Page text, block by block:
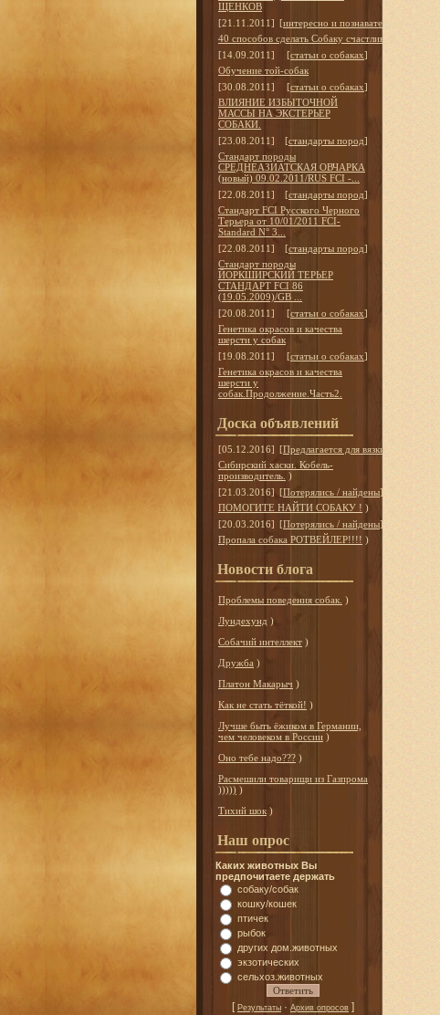
ЩЕНКОВ
[21.11.2011] [интересно и познавательно
40 способов сделать Собаку счастливой
[14.09.2011]
[статьи о собаках]
Обучение той-собак
[30.08.2011]
[статьи о собаках]
ВЛИЯНИЕ ИЗБЫТОЧНОЙ
МАССЫ НА ЭКСТЕРЬЕР
СОБАКИ.
[23.08.2011]
[стандарты пород]
Стандарт породы
СРЕДНЕАЗИАТСКАЯ ОВЧАРКА
(новый) 09.02.2011/RUS FCI -...
[22.08.2011]
[стандарты пород]
Стандарт FCI Русского Черного
Терьера от 10/01/2011 FCI-
Standard N° 3...
[22.08.2011]
[стандарты пород]
Стандарт породы
ЙОРКШИРСКИЙ ТЕРЬЕР
СТАНДАРТ FCI 86
(19.05.2009)/GB ...
[20.08.2011]
[статьи о собаках]
Генетика окрасов и качества
шерсти у собак
[19.08.2011]
[статьи о собаках]
Генетика окрасов и качества
шерсти у
собак.Продолжение.Часть2.
Доска объявлений
[05.12.2016] [Предлагается для вязки
Сибирский хаски. Кобель-
производитель. )
[21.03.2016] [Потерялись / найдены]
ПОМОГИТЕ НАЙТИ СОБАКУ ! )
[20.03.2016] [Потерялись / найдены]
Пропала собака РОТВЕЙЛЕР!!!! )
Новости блога
Проблемы поведения собак. )
Лундехунд )
Собачий интеллект )
Дружба )
Платон Макарыч )
Как не стать тёткой! )
Лучше быть ёжиком в Германии,
чем человеком в России )
Оно тебе надо??? )
Расмешили товарищи из Газпрома
))))) )
Тихий шок )
Наш опрос
Каких животных Вы
предпочитаете держать
собаку/собак
кошку/кошек
птичек
рыбок
других дом.животных
экзотических
сельхоз.животных
[ Результаты · Архив опросов ]